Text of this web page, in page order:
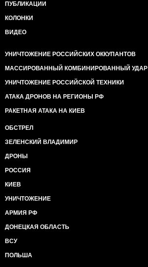
ПУБЛИКАЦИИ
КОЛОНКИ
ВИДЕО
УНИЧТОЖЕНИЕ РОССИЙСКИХ ОККУПАНТОВ
МАССИРОВАННЫЙ КОМБИНИРОВАННЫЙ УДАР
УНИЧТОЖЕНИЕ РОССИЙСКОЙ ТЕХНИКИ
АТАКА ДРОНОВ НА РЕГИОНЫ РФ
РАКЕТНАЯ АТАКА НА КИЕВ
ОБСТРЕЛ
ЗЕЛЕНСКИЙ ВЛАДИМИР
ДРОНЫ
РОССИЯ
КИЕВ
УНИЧТОЖЕНИЕ
АРМИЯ РФ
ДОНЕЦКАЯ ОБЛАСТЬ
ВСУ
ПОЛЬША